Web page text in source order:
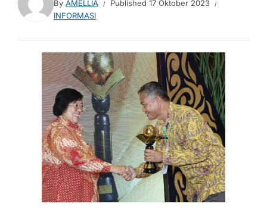
By AMELLIA Published 17 Oktober 2023
INFORMASI